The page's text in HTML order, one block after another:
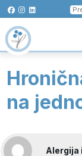
za:
na
Alergija